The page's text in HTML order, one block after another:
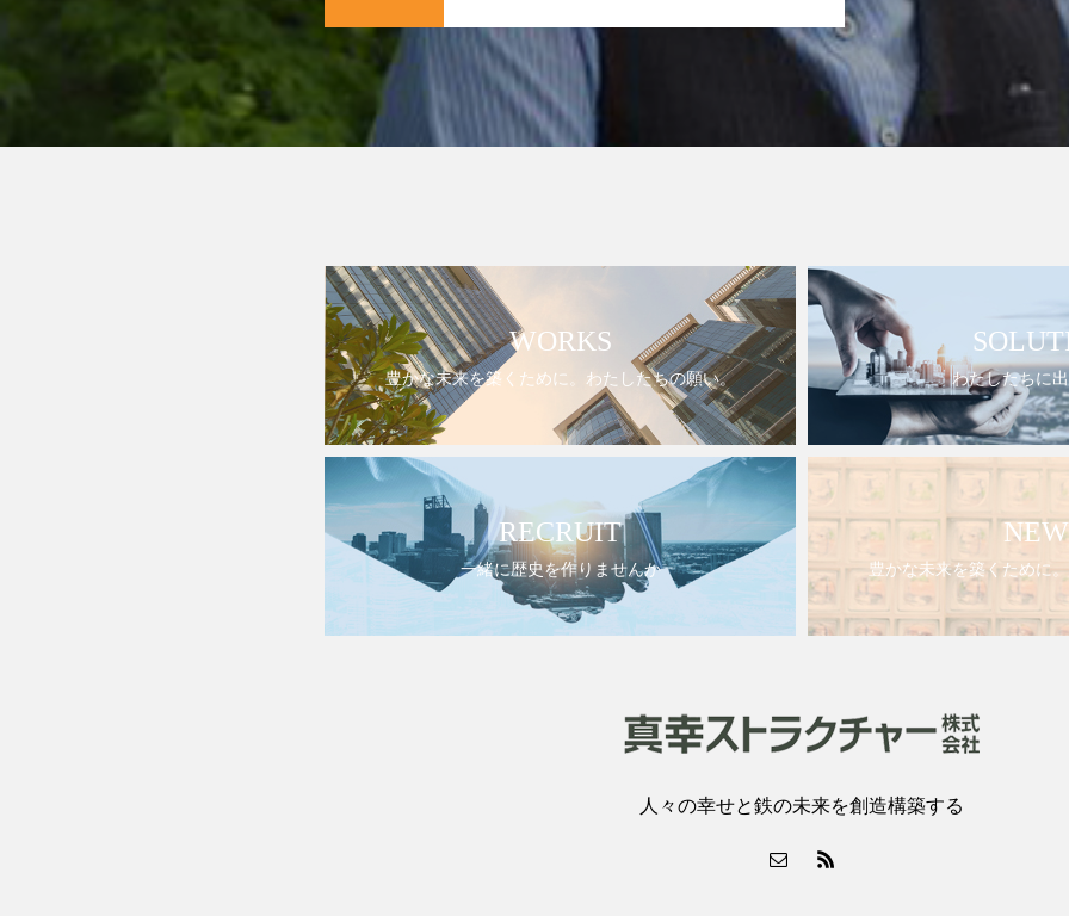
WORKS
豊かな未来を築くために。わたしたちの願い。 わたしたちに
RECRUIT
一緒に歴史を作りませんか 豊かな未来を築くために
人々の幸せと鉄の未来を創造構築する